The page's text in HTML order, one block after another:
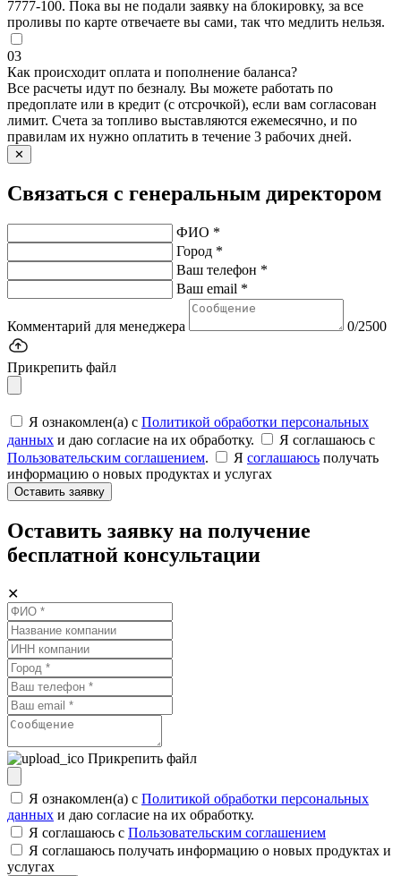
7777-100. Пока вы не подали заявку на блокировку, за все
проливы по карте отвечаете вы сами, так что медлить нельзя.
03
Как происходит оплата и пополнение баланса?
Все расчеты идут по безналу. Вы можете работать по
предоплате или в кредит (с отсрочкой), если вам согласован
лимит. Счета за топливо выставляются ежемесячно, и по
правилам их нужно оплатить в течение 3 рабочих дней.
✕
Связаться с генеральным директором
ФИО *
Город *
Ваш телефон *
Ваш email *
Комментарий для менеджера 0/2500
Прикрепить файл
Я ознакомлен(а) с Политикой обработки персональных
данных и даю согласие на их обработку.
Я соглашаюсь c
Пользовательским соглашением. Я соглашаюсь получать
информацию о новых продуктах и услугах
Оставить заявку
Оставить заявку на получение
бесплатной консультации
✕
Прикрепить файл
Я ознакомлен(а) с Политикой обработки персональных
данных и даю согласие на их обработку.
Я соглашаюсь c Пользовательским соглашением
Я соглашаюсь получать информацию о новых продуктах и
услугах